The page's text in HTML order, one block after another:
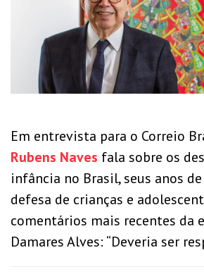
Em entrevista para o Correio
Rubens Naves fala sobre os
infância no Brasil, seus anos
defesa de crianças e
comentários mais recentes da
Damares Alves: “Deveria ser